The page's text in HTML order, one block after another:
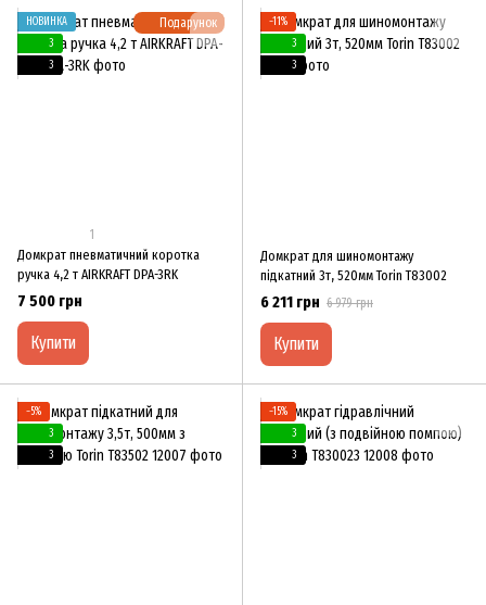
Подарунок
НОВИНКА
3
3
1
Домкрат пневматичний коротка
ручка 4,2 т AIRKRAFT DPA-3RK
7 500 грн
Купити
−11%
3
3
Домкрат для шиномонтажу
підкатний 3т, 520мм Torin T83002
6 211 грн 6 979 грн
Купити
−5%
3
3
−15%
3
3